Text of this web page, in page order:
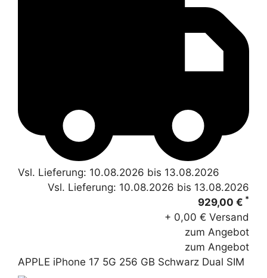
Vsl. Lieferung: 10.08.2026 bis 13.08.2026
Vsl. Lieferung: 10.08.2026 bis 13.08.2026
929,00 € *
+ 0,00 € Versand
zum Angebot
zum Angebot
APPLE iPhone 17 5G 256 GB Schwarz Dual SIM